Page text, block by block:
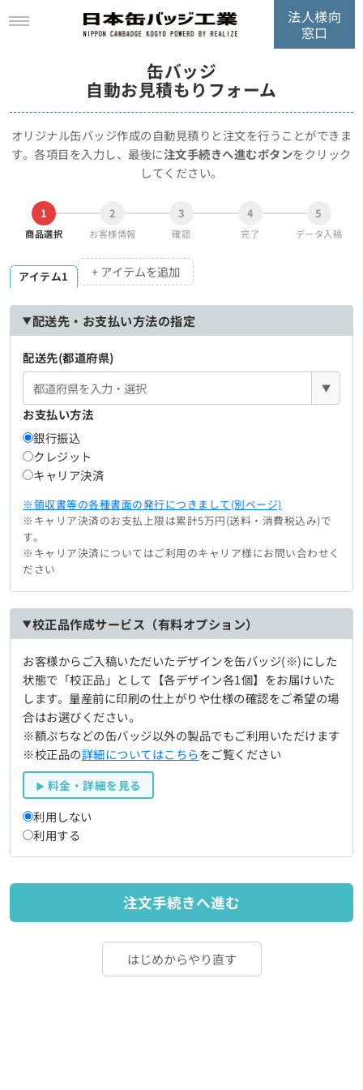
法人様向
窓口
缶バッジ
自動お見積もりフォーム
オリジナル缶バッジ作成の自動見積りと注文を行うことができま
す。各項目を入力し、最後に注文手続きへ進むボタンをクリック
してください。
1
商品選択
2
お客様情報
3
確認
4
完了
5
データ入稿
アイテム1 + アイテムを追加
配送先・お支払い方法の指定
配送先(都道府県)
▼
お支払い方法
銀行振込
クレジット
キャリア決済
※領収書等の各種書面の発行につきまして(別ページ)
※キャリア決済のお支払上限は累計5万円(送料・消費税込み)で
す。
※キャリア決済についてはご利用のキャリア様にお問い合わせく
ださい
校正品作成サービス（有料オプション）
お客様からご入稿いただいたデザインを缶バッジ(※)にした
状態で「校正品」として【各デザイン各1個】をお届けいた
します。量産前に印刷の仕上がりや仕様の確認をご希望の場
合はお選びください。
※額ぷちなどの缶バッジ以外の製品でもご利用いただけます
※校正品の詳細についてはこちらをご覧ください
料金・詳細を見る
利用しない
利用する
注文手続きへ進む
はじめからやり直す